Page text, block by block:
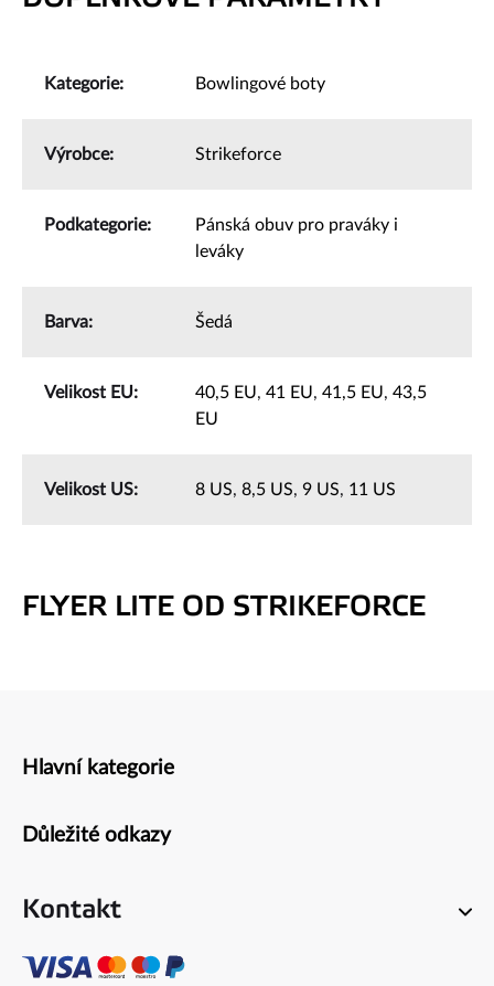
Kategorie: Bowlingové boty
Výrobce: Strikeforce
Podkategorie:
Pánská obuv pro praváky i
leváky
Barva: Šedá
Velikost EU: 40,5 EU, 41 EU, 41,5 EU, 43,5
EU
Velikost US: 8 US, 8,5 US, 9 US, 11 US
FLYER LITE OD STRIKEFORCE
Zápatí
Hlavní kategorie
Důležité odkazy
Kontakt